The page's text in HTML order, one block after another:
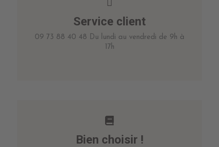
Service client
09 73 88 40 48 Du lundi au vendredi de 9h à
17h
Bien choisir !